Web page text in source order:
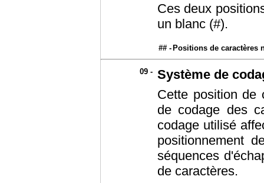
Ces deux
un blanc (#).
## - Positions de caractères
09 - Système de
Cette position de
de codage des
codage utilisé
positionnement
séquences
de caractères.